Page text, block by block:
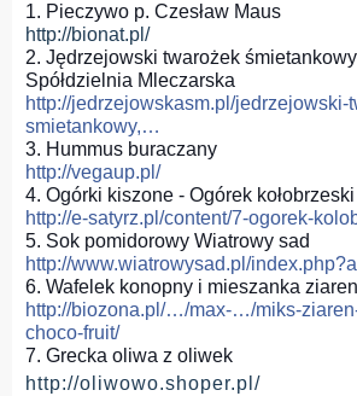
1. Pieczywo p. Czesław Maus
http://bionat.pl/
2. Jędrzejowski twarożek
Spółdzielnia Mleczarska
http://jedrzejowskasm.pl/jedrzejowski-
smietankowy,…
3. Hummus buraczany
http://vegaup.pl/
4. Ogórki kiszone - Ogórek kołobrzeski
http://e-satyrz.pl/content/7-ogorek-
5. Sok pomidorowy Wiatrowy sad
http://www.wiatrowysad.pl/
6. Wafelek konopny i mieszanka
http://biozona.pl/…/max-…/miks-
choco-fruit/
7. Grecka oliwa z oliwek
http://oliwowo.shoper.pl/